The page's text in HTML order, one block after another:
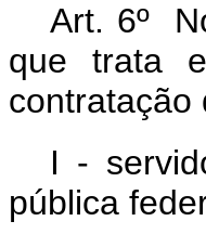
Art. 6º
que trata
contratação
I -
pública